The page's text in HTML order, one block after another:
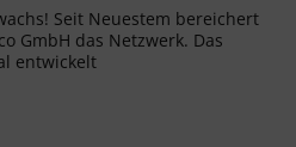
Seit Neuestem bereichert
GmbH das Netzwerk. Das
entwickelt